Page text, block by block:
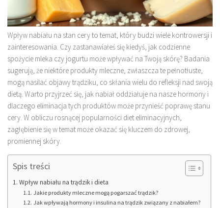
Wpływ nabiału na stan cery to temat, który budzi wiele kontrowersji i
zainteresowania. Czy zastanawiałeś się kiedyś, jak codzienne
spożycie mleka czy jogurtu może wpływać na Twoją skórę? Badania
sugerują, że niektóre produkty mleczne, zwłaszcza te pełnotłuste,
mogą nasilać objawy trądziku, co skłania wielu do refleksji nad swoją
dietą. Warto przyjrzeć się, jak nabiał oddziałuje na nasze hormony i
dlaczego eliminacja tych produktów może przynieść poprawę stanu
cery. W obliczu rosnącej popularności diet eliminacyjnych,
zagłębienie się w temat może okazać się kluczem do zdrowej,
promiennej skóry.
Spis treści
Wpływ nabiału na trądzik i dieta
Jakie produkty mleczne mogą pogarszać trądzik?
Jak wpływają hormony i insulina na trądzik związany z nabiałem?